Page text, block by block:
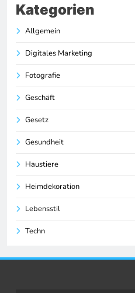
Kategorien
Allgemein
Digitales Marketing
Fotografie
Geschäft
Gesetz
Gesundheit
Haustiere
Heimdekoration
Lebensstil
Techn